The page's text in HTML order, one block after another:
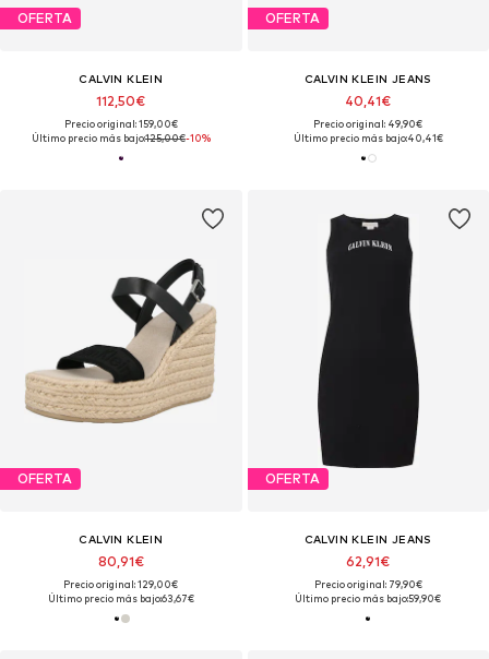
OFERTA
CALVIN KLEIN
112,50€
Precio original: 159,00€
Último precio más bajo:125,00€-10%
OFERTA
CALVIN KLEIN JEANS
40,41€
Precio original: 49,90€
Último precio más bajo:40,41€
OFERTA
CALVIN KLEIN
80,91€
Precio original: 129,00€
Último precio más bajo:63,67€
OFERTA
CALVIN KLEIN JEANS
62,91€
Precio original: 79,90€
Último precio más bajo:59,90€